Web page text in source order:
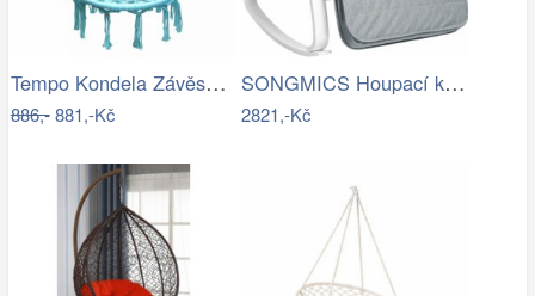
Tempo Kondela Závěsné křeslo AMADO 2…
886,-881,-Kč
SONGMICS Houpací křeslo Faux světle šedé
2821,-Kč